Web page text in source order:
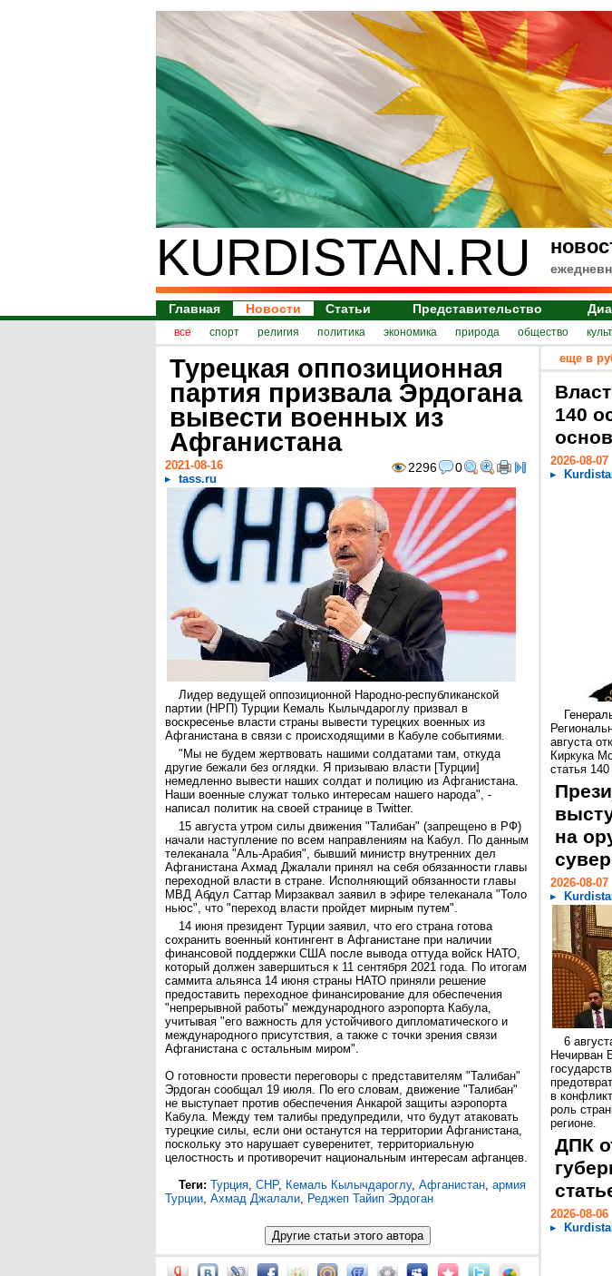
KURDISTAN.RU
Главная Новости Статьи Представительство
все спорт религия политика экономика природа общество
Турецкая оппозиционная
партия призвала Эрдогана
вывести военных из
Афганистана
2296 0
2021-08-16
tass.ru
Лидер ведущей оппозиционной Народно-республиканской
партии (НРП) Турции Кемаль Кылычдароглу призвал в
воскресенье власти страны вывести турецких военных из
Афганистана в связи с происходящими в Кабуле событиями.
"Мы не будем жертвовать нашими солдатами там, откуда
другие бежали без оглядки. Я призываю власти [Турции]
немедленно вывести наших солдат и полицию из Афганистана.
Наши военные служат только интересам нашего народа", -
написал политик на своей странице в Twitter.
15 августа утром силы движения "Талибан" (запрещено в РФ)
начали наступление по всем направлениям на Кабул. По данным
телеканала "Аль-Арабия", бывший министр внутренних дел
Афганистана Ахмад Джалали принял на себя обязанности главы
переходной власти в стране. Исполняющий обязанности главы
МВД Абдул Саттар Мирзаквал заявил в эфире телеканала "Толо
ньюс", что "переход власти пройдет мирным путем".
14 июня президент Турции заявил, что его страна готова
сохранить военный контингент в Афганистане при наличии
финансовой поддержки США после вывода оттуда войск НАТО,
который должен завершиться к 11 сентября 2021 года. По итогам
саммита альянса 14 июня страны НАТО приняли решение
предоставить переходное финансирование для обеспечения
"непрерывной работы" международного аэропорта Кабула,
учитывая "его важность для устойчивого дипломатического и
международного присутствия, а также с точки зрения связи
Афганистана с остальным миром".
О готовности провести переговоры с представителям "Талибан"
Эрдоган сообщал 19 июля. По его словам, движение "Талибан"
не выступает против обеспечения Анкарой защиты аэропорта
Кабула. Между тем талибы предупредили, что будут атаковать
турецкие силы, если они останутся на территории Афганистана,
поскольку это нарушает суверенитет, территориальную
целостность и противоречит национальным интересам афганцев.
Теги: Турция, CHP, Кемаль Кылычдароглу, Афганистан, армия
Турции, Ахмад Джалали, Реджеп Тайип Эрдоган
еще в
140
2026-08-07
августа
Киркука
статья
на
2026-08-07
6
Нечирван
в
роль
регионе.
ДПК
2026-08-06